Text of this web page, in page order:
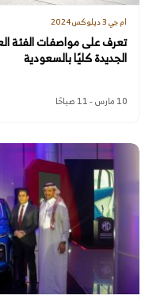
ام جي 3 ديلوكس 2024
الجديدة كليًا بالسعودية
10 مارس - 11 صباحًا